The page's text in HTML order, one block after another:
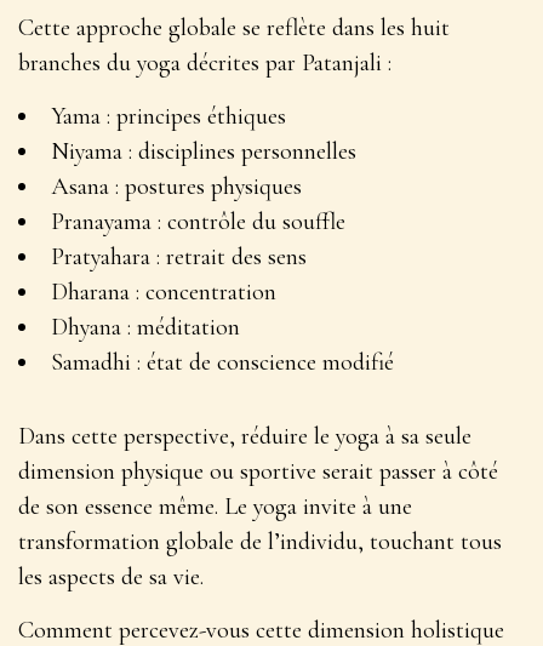
Cette approche globale se reflète dans les huit
branches du yoga décrites par Patanjali :
Yama : principes éthiques
Niyama : disciplines personnelles
Asana : postures physiques
Pranayama : contrôle du souffle
Pratyahara : retrait des sens
Dharana : concentration
Dhyana : méditation
Samadhi : état de conscience modifié
Dans cette perspective, réduire le yoga à sa seule
dimension physique ou sportive serait passer à côté
de son essence même. Le yoga invite à une
transformation globale de l’individu, touchant tous
les aspects de sa vie.
Comment percevez-vous cette dimension holistique